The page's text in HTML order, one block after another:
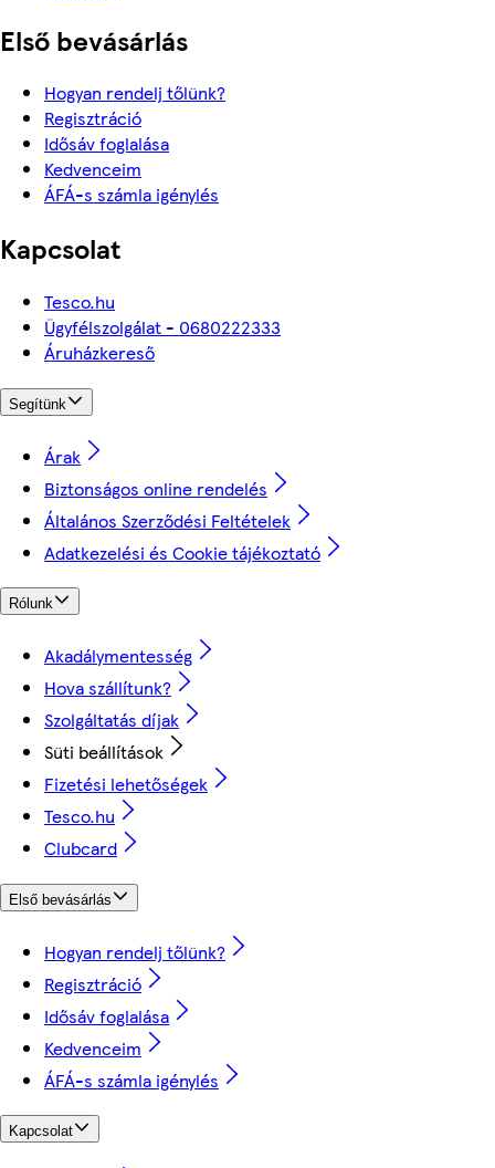
Első bevásárlás
Hogyan rendelj tőlünk?
Regisztráció
Idősáv foglalása
Kedvenceim
ÁFÁ-s számla igénylés
Kapcsolat
Tesco.hu
Ügyfélszolgálat - 0680222333
Áruházkereső
Segítünk
Árak
Biztonságos online rendelés
Általános Szerződési Feltételek
Adatkezelési és Cookie tájékoztató
Rólunk
Akadálymentesség
Hova szállítunk?
Szolgáltatás díjak
Süti beállítások
Fizetési lehetőségek
Tesco.hu
Clubcard
Első bevásárlás
Hogyan rendelj tőlünk?
Regisztráció
Idősáv foglalása
Kedvenceim
ÁFÁ-s számla igénylés
Kapcsolat